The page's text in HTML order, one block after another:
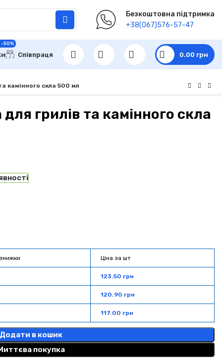
Безкоштовна підтримка
+38(067)576-57-47
50%
Співпраця 0.00 грн
камінного скла 500 мл
грилів та камінного скла
Ціна за шт
123.50 грн
120.90 грн
117.00 грн
Додати в кошик
покупка